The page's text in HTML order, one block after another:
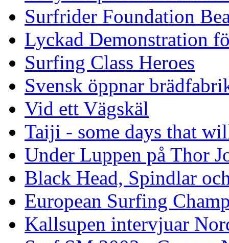
Surfrider Foundation
Lyckad Demonstration
Surfing Class Heroes
Svensk öppnar
Vid ett Vägskäl
Taiji - some days that
Under Luppen på Thor
Black Head, Spindlar
European Surfing
Kallsupen intervjuar